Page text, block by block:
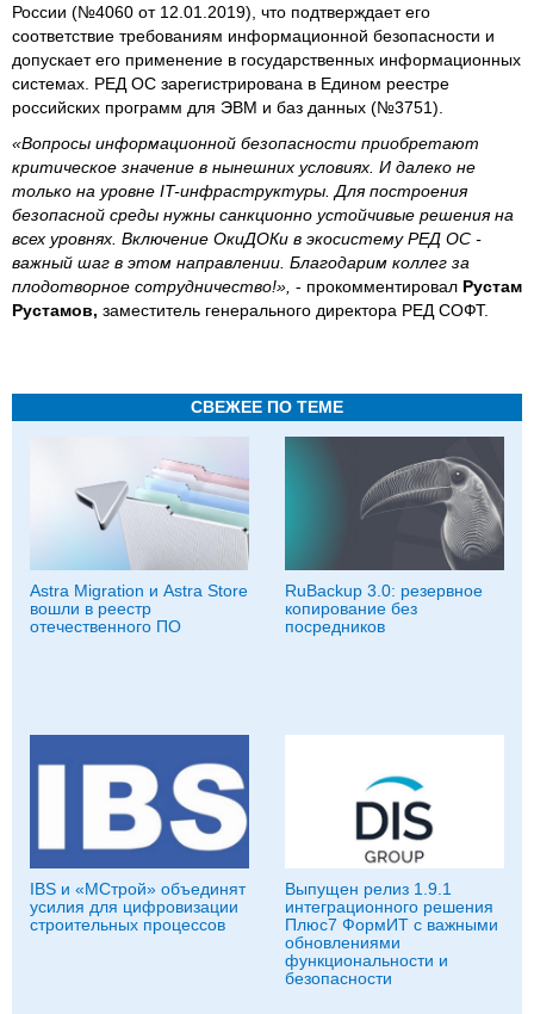
России (№4060 от 12.01.2019), что подтверждает его
соответствие требованиям информационной безопасности и
допускает его применение в государственных информационных
системах. РЕД ОС зарегистрирована в Едином реестре
российских программ для ЭВМ и баз данных (№3751).
«Вопросы информационной безопасности приобретают
критическое значение в нынешних условиях. И далеко не
только на уровне IT-инфраструктуры. Для построения
безопасной среды нужны санкционно устойчивые решения на
всех уровнях. Включение ОкиДОКи в экосистему РЕД ОС -
важный шаг в этом направлении. Благодарим коллег за
плодотворное сотрудничество!», - прокомментировал Рустам
Рустамов, заместитель генерального директора РЕД СОФТ.
СВЕЖЕЕ ПО ТЕМЕ
Astra Migration и Astra Store
вошли в реестр
отечественного ПО
RuBackup 3.0: резервное
копирование без
посредников
IBS и «МСтрой» объединят
усилия для цифровизации
строительных процессов
Выпущен релиз 1.9.1
интеграционного решения
Плюс7 ФормИТ с важными
обновлениями
функциональности и
безопасности